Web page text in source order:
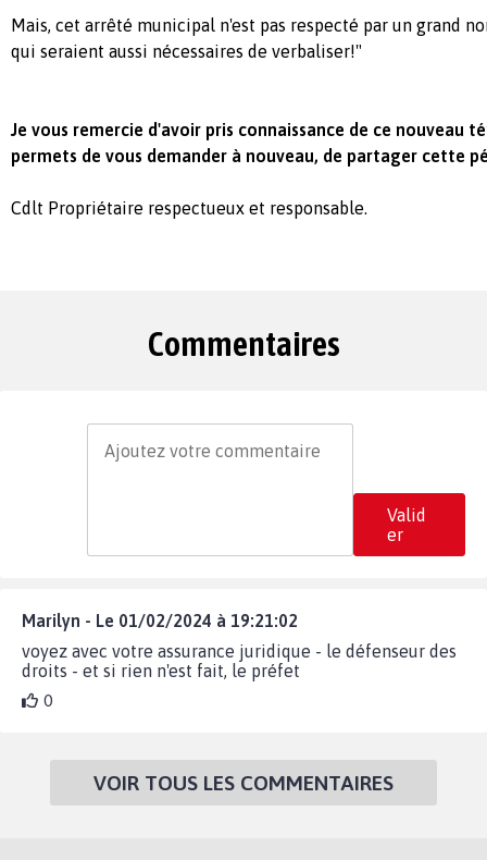
Mais, cet arrêté municipal n'est pas respecté par un grand
qui seraient aussi nécessaires de verbaliser!"
Je vous remercie d'avoir pris connaissance de ce nouveau
permets de vous demander à nouveau, de partager cette
Cdlt Propriétaire respectueux et responsable.
Commentaires
Valid
er
Marilyn - Le 01/02/2024 à 19:21:02
voyez avec votre assurance juridique - le défenseur des
droits - et si rien n'est fait, le préfet
0
VOIR TOUS LES COMMENTAIRES